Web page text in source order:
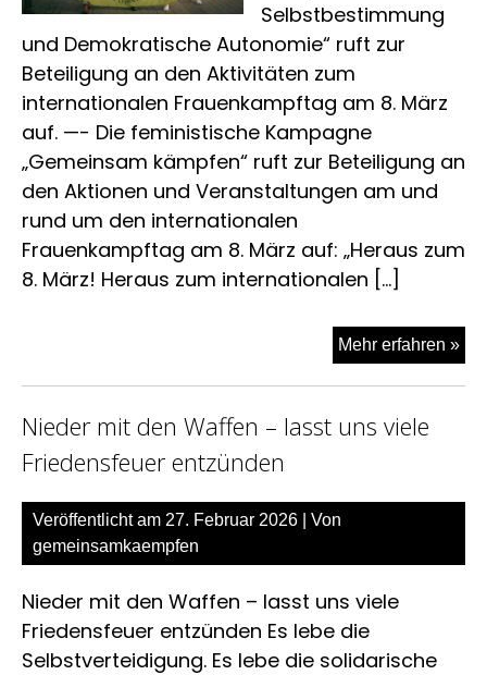
Selbstbestimmung
und Demokratische Autonomie“ ruft zur
Beteiligung an den Aktivitäten zum
internationalen Frauenkampftag am 8. März
auf. —- Die feministische Kampagne
„Gemeinsam kämpfen“ ruft zur Beteiligung an
den Aktionen und Veranstaltungen am und
rund um den internationalen
Frauenkampftag am 8. März auf: „Heraus zum
8. März! Heraus zum internationalen […]
Mehr erfahren »
8.
Nieder mit den Waffen – lasst uns viele
Friedensfeuer entzünden
Veröffentlicht am 27. Februar 2026 | Von
gemeinsamkaempfen
Nieder mit den Waffen – lasst uns viele
Friedensfeuer entzünden Es lebe die
Selbstverteidigung. Es lebe die solidarische